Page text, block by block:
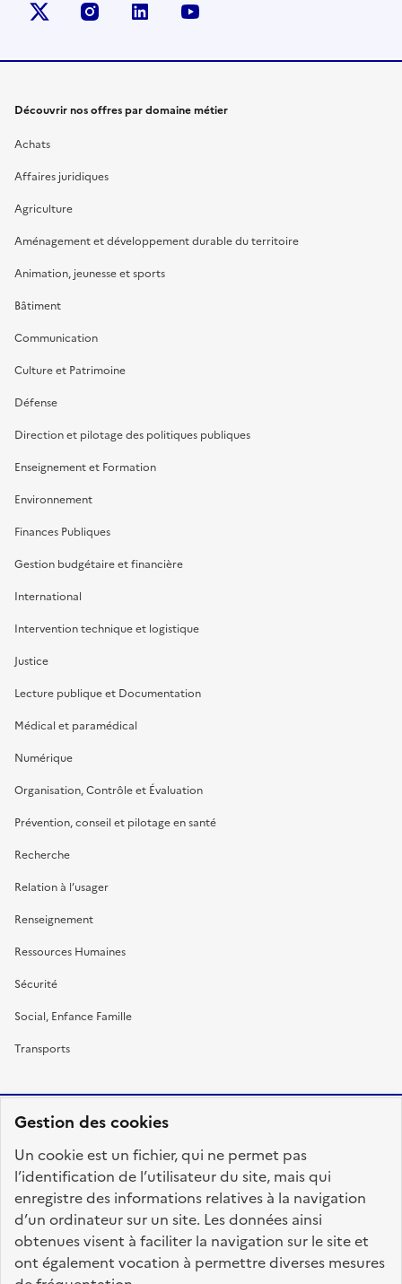
Gestion des cookies
Un cookie est un fichier, qui ne permet pas
l’identification de l’utilisateur du site, mais qui
enregistre des informations relatives à la navigation
d’un ordinateur sur un site. Les données ainsi
obtenues visent à faciliter la navigation sur le site et
ont également vocation à permettre diverses mesures
X (anciennement Twitter)
instagramlinkedin
Découvrir nos offres par domaine métier
Achats
Affaires juridiques
Agriculture
Aménagement et développement durable du territoire
Animation, jeunesse et sports
Bâtiment
Communication
Culture et Patrimoine
Défense
Direction et pilotage des politiques publiques
Enseignement et Formation
Environnement
Finances Publiques
Gestion budgétaire et financière
International
Intervention technique et logistique
Justice
Lecture publique et Documentation
Médical et paramédical
Numérique
Organisation, Contrôle et Évaluation
Prévention, conseil et pilotage en santé
Recherche
Relation à l’usager
Renseignement
Ressources Humaines
Sécurité
Social, Enfance Famille
Transports
FRANÇAISE
fonction-publique.gouv.fr
legifrance.gouv.fr